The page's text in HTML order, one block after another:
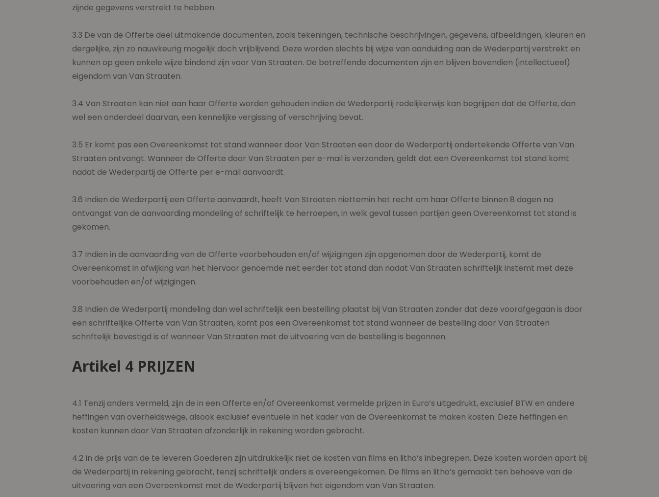
zijnde gegevens verstrekt te hebben.
3.3 De van de Offerte deel uitmakende documenten, zoals tekeningen, technische beschrijvingen, gegevens, afbeeldingen, kleuren en
dergelijke, zijn zo nauwkeurig mogelijk doch vrijblijvend. Deze worden slechts bij wijze van aanduiding aan de Wederpartij verstrekt en
kunnen op geen enkele wijze bindend zijn voor Van Straaten. De betreffende documenten zijn en blijven bovendien (intellectueel)
eigendom van Van Straaten.
3.4 Van Straaten kan niet aan haar Offerte worden gehouden indien de Wederpartij redelijkerwijs kan begrijpen dat de Offerte, dan
wel een onderdeel daarvan, een kennelijke vergissing of verschrijving bevat.
3.5 Er komt pas een Overeenkomst tot stand wanneer door Van Straaten een door de Wederpartij ondertekende Offerte van Van
Straaten ontvangt. Wanneer de Offerte door Van Straaten per e-mail is verzonden, geldt dat een Overeenkomst tot stand komt
nadat de Wederpartij de Offerte per e-mail aanvaardt.
3.6 Indien de Wederpartij een Offerte aanvaardt, heeft Van Straaten niettemin het recht om haar Offerte binnen 8 dagen na
ontvangst van de aanvaarding mondeling of schriftelijk te herroepen, in welk geval tussen partijen geen Overeenkomst tot stand is
gekomen.
3.7 Indien in de aanvaarding van de Offerte voorbehouden en/of wijzigingen zijn opgenomen door de Wederpartij, komt de
Overeenkomst in afwijking van het hiervoor genoemde niet eerder tot stand dan nadat Van Straaten schriftelijk instemt met deze
voorbehouden en/of wijzigingen.
3.8 Indien de Wederpartij mondeling dan wel schriftelijk een bestelling plaatst bij Van Straaten zonder dat deze voorafgegaan is door
een schriftelijke Offerte van Van Straaten, komt pas een Overeenkomst tot stand wanneer de bestelling door Van Straaten
schriftelijk bevestigd is of wanneer Van Straaten met de uitvoering van de bestelling is begonnen.
Artikel 4 PRIJZEN
4.1 Tenzij anders vermeld, zijn de in een Offerte en/of Overeenkomst vermelde prijzen in Euro’s uitgedrukt, exclusief BTW en andere
heffingen van overheidswege, alsook exclusief eventuele in het kader van de Overeenkomst te maken kosten. Deze heffingen en
kosten kunnen door Van Straaten afzonderlijk in rekening worden gebracht.
4.2 In de prijs van de te leveren Goederen zijn uitdrukkelijk niet de kosten van films en litho’s inbegrepen. Deze kosten worden apart bij
de Wederpartij in rekening gebracht, tenzij schriftelijk anders is overeengekomen. De films en litho’s gemaakt ten behoeve van de
uitvoering van een Overeenkomst met de Wederpartij blijven het eigendom van Van Straaten.